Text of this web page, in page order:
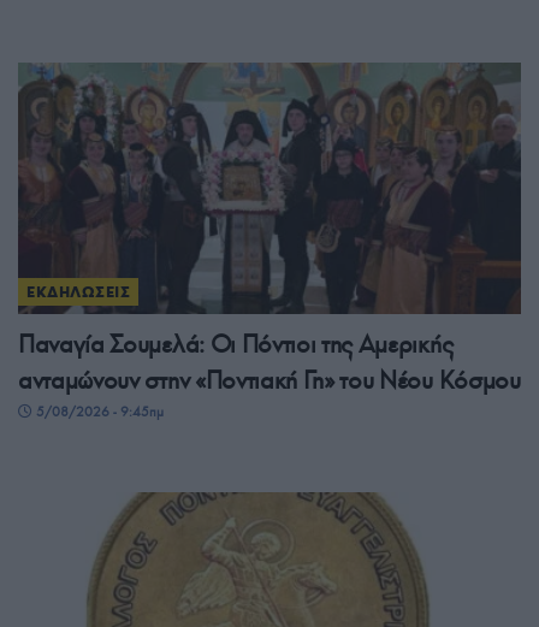
ΕΚΔΗΛΩΣΕΙΣ
Παναγία Σουμελά: Οι Πόντιοι της Αμερικής
ανταμώνουν στην «Ποντιακή Γη» του Νέου Κόσμου
5/08/2026 - 9:45πμ